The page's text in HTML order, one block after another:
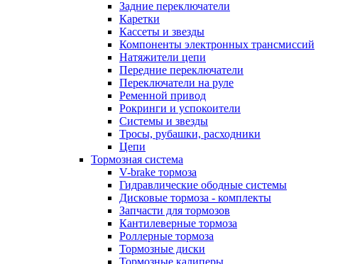
Задние переключатели
Каретки
Кассеты и звезды
Компоненты электронных трансмиссий
Натяжители цепи
Передние переключатели
Переключатели на руле
Ременной привод
Рокринги и успокоители
Системы и звезды
Тросы, рубашки, расходники
Цепи
Тормозная система
V-brake тормоза
Гидравлические ободные системы
Дисковые тормоза - комплекты
Запчасти для тормозов
Кантилеверные тормоза
Роллерные тормоза
Тормозные диски
Тормозные калиперы